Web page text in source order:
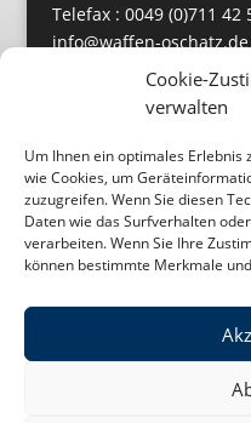
Cookie-
verwalten
Um Ihnen ein optimales
wie Cookies, um
zuzugreifen. Wenn Sie diesen
Daten wie das Surfverhalten
verarbeiten. Wenn Sie Ihre
können bestimmte Merkmale
Telefax : 0049 (0)711 42
info@waffen-oschatz.de
https://www.waffen-
Cookie-